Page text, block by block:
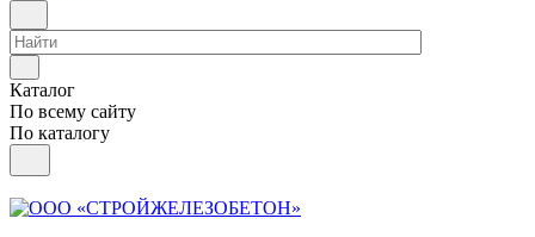
Каталог
По всему сайту
По каталогу